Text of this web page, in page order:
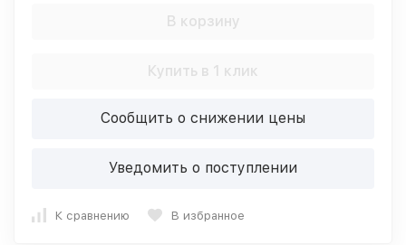
В корзину
Купить в 1 клик
Сообщить о снижении цены
Уведомить о поступлении
К сравнению В избранное